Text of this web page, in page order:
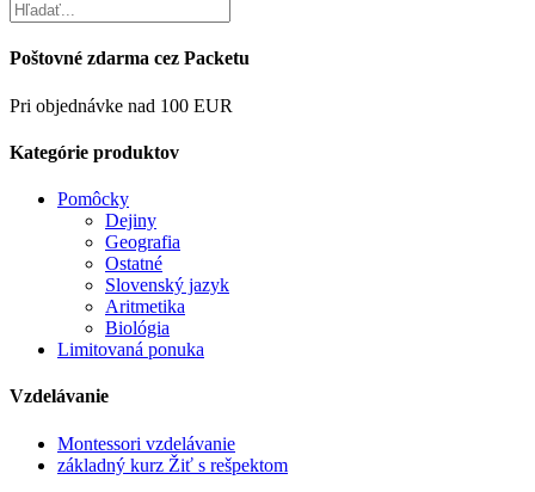
Poštovné zdarma cez Packetu
Pri objednávke nad 100 EUR
Kategórie produktov
Pomôcky
Dejiny
Geografia
Ostatné
Slovenský jazyk
Aritmetika
Biológia
Limitovaná ponuka
Vzdelávanie
Montessori vzdelávanie
základný kurz Žiť s rešpektom